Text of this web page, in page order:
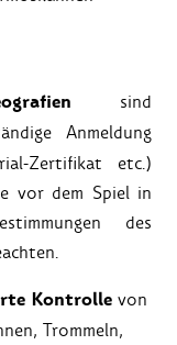
sind
Anmeldung
Zertifikat etc.)
vor dem Spiel in
des
Kontrolle von
Trommeln,